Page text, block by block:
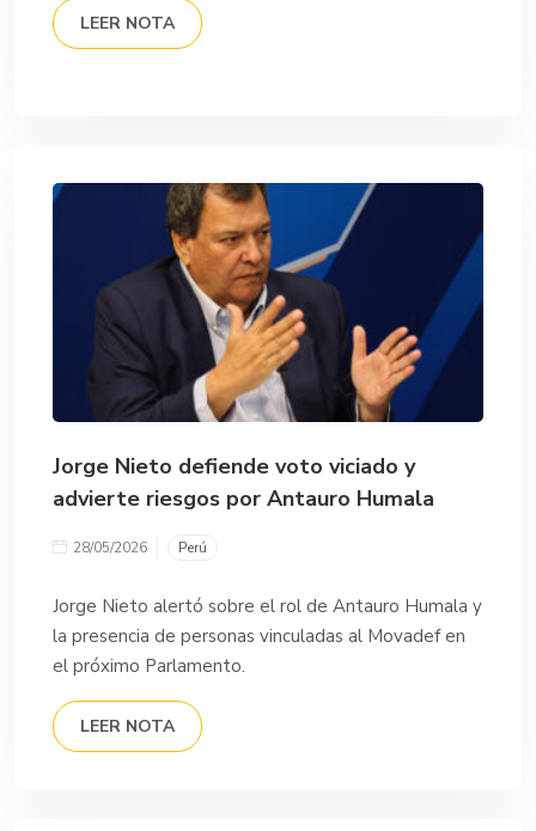
LEER NOTA
Jorge Nieto defiende voto viciado y
advierte riesgos por Antauro Humala
28/05/2026 Perú
Jorge Nieto alertó sobre el rol de Antauro Humala y
la presencia de personas vinculadas al Movadef en
el próximo Parlamento.
LEER NOTA